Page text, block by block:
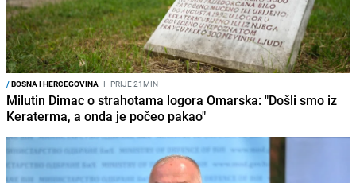
/BOSNA I HERCEGOVINA I PRIJE 21MIN
Milutin Dimac o strahotama logora Omarska: "Došli smo iz
Keraterma, a onda je počeo pakao"